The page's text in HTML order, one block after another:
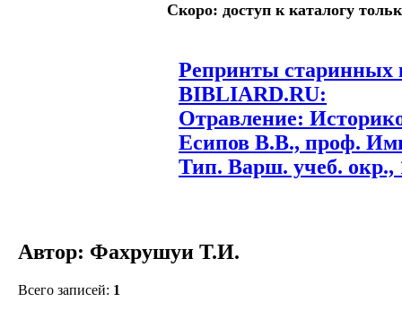
Скоро: доступ к каталогу
Репринты старинных
BIBLIARD.RU:
Отравление:
Есипов В.В., проф.
Тип. Варш. учеб. окр.,
Автор: Фахрушуи Т.И.
Всего записей: 1